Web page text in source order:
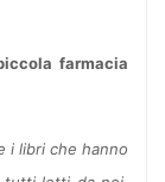
farmacia
i libri che hanno